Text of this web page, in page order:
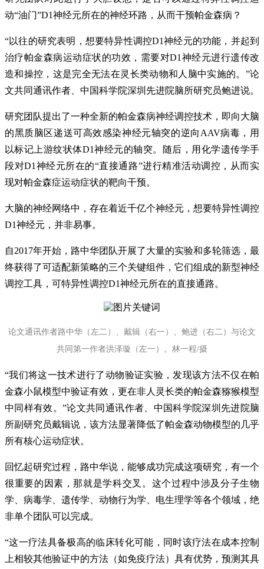
动“油门”D1神经元所在的神经环路，从而干预帕金森病？
“以往的研究表明，想要特异性调控D1神经元的功能，并起到
治疗帕金森病运动症状的功效，需要对D1神经元进行遗传改
造和操控，这是完全无法在灵长类动物和人脑中实施的。”论
文共同通讯作者、中国科学院深圳先进院脑所研究员鲍进说。
研究团队提出了一种全新的帕金森病神经调控技术，即向大脑
的黑质脑区递送可高效感染神经元轴突的逆向AAV病毒，用
以标记上游纹状体D1神经元的轴突。随后，用化学遗传学手
段对D1神经元所在的“直接通路”进行精准活动调控，从而实
现对帕金森症运动症状的靶向干预。
大脑的神经网络中，存在着近千亿个神经元，想要特异性调控
D1神经元，并非易事。
自2017年开始，路中华团队开展了大量的实验和多轮筛选，最
终获得了可适配新策略的三个关键组件，它们组成的新型神经
调控工具，可特异性调控D1神经元所在的直接通路。
论文通讯作者路中华（左二）、戴辑（右一）、鲍进（右二）与论文
共同第一作者洪泽璇（左一）。林一程/摄
“我们将这一技术进行了动物验证实验，发现该方法不仅在帕
金森小鼠模型中验证有效，更在非人灵长类的帕金森猕猴模型
中同样有效。”论文共同通讯作者、中国科学院深圳先进院脑
所副研究员戴辑说，该方法显著降低了帕金森动物模型的几乎
所有核心运动症状。
回忆起研究过程，路中华说，能够成功完成这项研究，有一个
很重要的因素，那就是学科交叉。这个过程中涉及分子生物
学、病毒学、遗传学、动物行为学、电生理学等各个领域，绝
非单个团队可以完成。
“这一疗法具备极高的临床转化可能，同时该疗法在成本控制
上相较其他验证中的方法（如免疫疗法）具有优势，预测其具